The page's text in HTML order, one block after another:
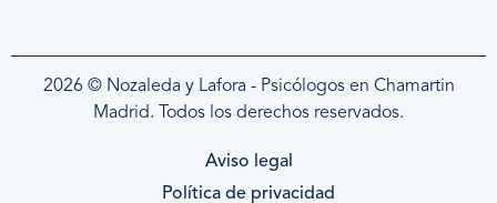
2026 © Nozaleda y Lafora - Psicólogos en Chamartin
Madrid. Todos los derechos reservados.
Aviso legal
Política de privacidad